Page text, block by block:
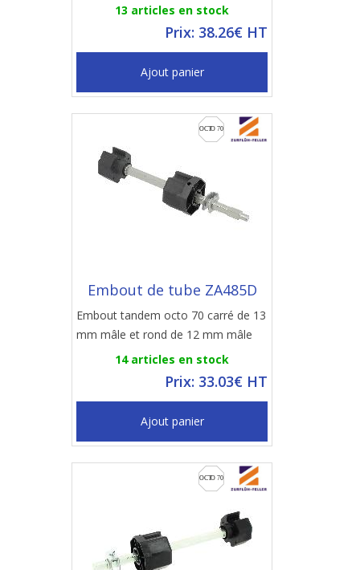
13 articles en stock
Prix: 38.26€ HT
Ajout panier
Embout de tube ZA485D
Embout tandem octo 70 carré de 13
mm mâle et rond de 12 mm mâle
14 articles en stock
Prix: 33.03€ HT
Ajout panier